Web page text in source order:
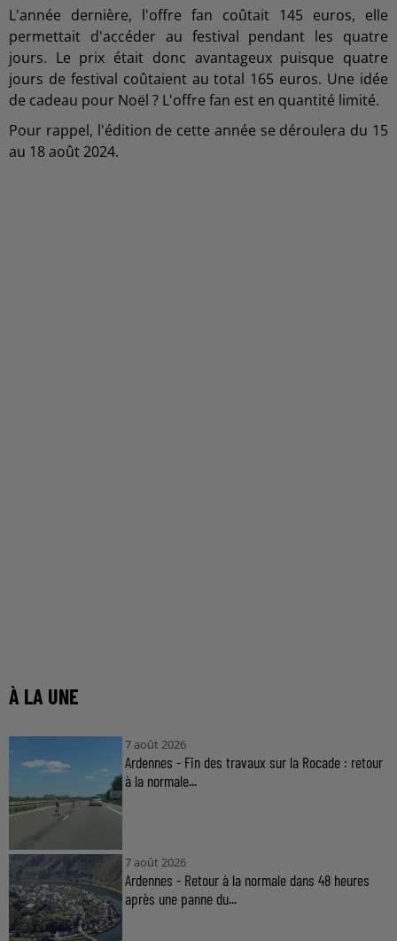
L'année dernière, l'offre fan coûtait 145 euros, elle
permettait d'accéder au festival pendant les quatre
jours. Le prix était donc avantageux puisque quatre
jours de festival coûtaient au total 165 euros. Une idée
de cadeau pour Noël ? L'offre fan est en quantité limité.
Pour rappel, l'édition de cette année se déroulera du 15
au 18 août 2024.
À LA UNE
7 août 2026
Ardennes - Fin des travaux sur la Rocade : retour
à la normale...
7 août 2026
Ardennes - Retour à la normale dans 48 heures
après une panne du...